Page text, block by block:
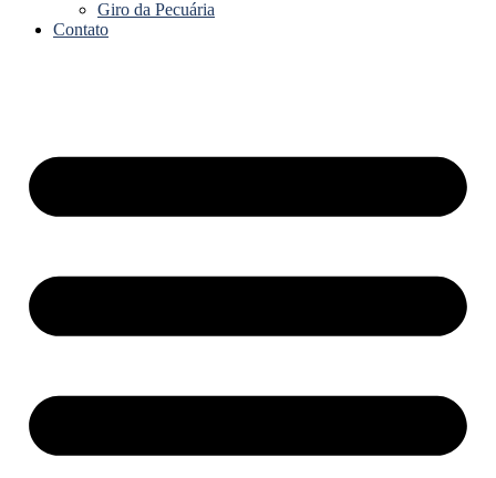
Giro da Pecuária
Contato